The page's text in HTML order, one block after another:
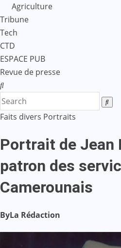
Agriculture
Tribune
Tech
CTD
ESPACE PUB
Revue de presse
Faits divers Portraits
Portrait de Jean
patron des
Camerounais
ByLa Rédaction